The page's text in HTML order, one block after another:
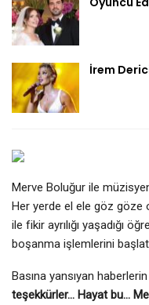
İrem
Merve Boluğur ile
Her yerde el ele göz göze
ile fikir ayrılığı yaşadığı
boşanma işlemlerini
Basına yansıyan
teşekkürler… Hayat bu…